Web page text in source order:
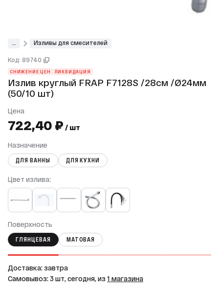
Изливы для смесителей
Код: 89740
СНИЖЕНИЕ ЦЕН ЛИКВИДАЦИЯ
Излив круглый FRAP F7128S /28см /Ø24мм
(50/10 шт)
Цена
722,40 ₽ / шт
Назначение
ДЛЯ ВАННЫ ДЛЯ КУХНИ
Цвет излива:
Поверхность
ГЛЯНЦЕВАЯ МАТОВАЯ
Доставка: завтра
Самовывоз: 3 шт, сегодня, из 1 магазина